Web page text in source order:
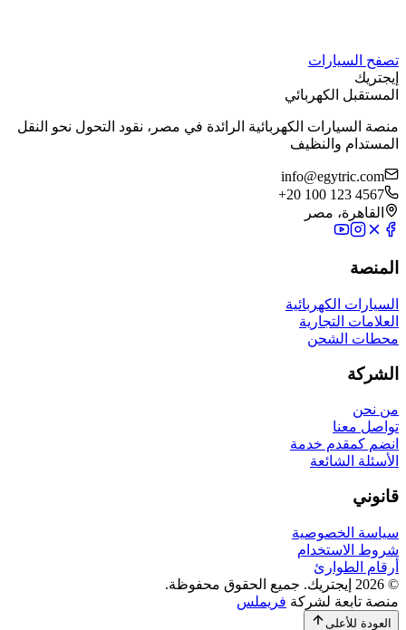
تصفح السيارات
إيجتريك
المستقبل الكهربائي
منصة السيارات الكهربائية الرائدة في مصر، نقود التحول نحو النقل
المستدام والنظيف
info@egytric.com
+20 100 123 4567
القاهرة، مصر
المنصة
السيارات الكهربائية
العلامات التجارية
محطات الشحن
الشركة
من نحن
تواصل معنا
انضم كمقدم خدمة
الأسئلة الشائعة
قانوني
سياسة الخصوصية
شروط الاستخدام
أرقام الطوارئ
©
2026 إيجتريك. جميع الحقوق محفوظة.
منصة تابعة لشركة فريملس
العودة للأعلى